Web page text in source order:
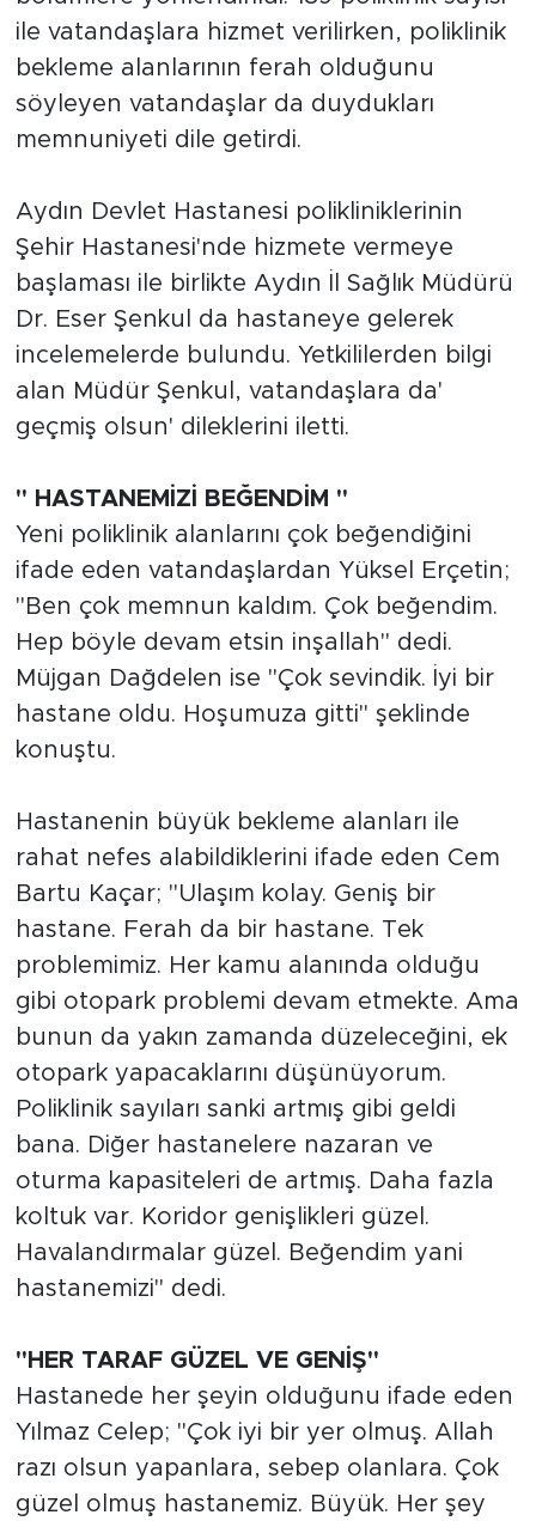
ile vatandaşlara hizmet verilirken, poliklinik
bekleme alanlarının ferah olduğunu
söyleyen vatandaşlar da duydukları
memnuniyeti dile getirdi.
Aydın Devlet Hastanesi polikliniklerinin
Şehir Hastanesi'nde hizmete vermeye
başlaması ile birlikte Aydın İl Sağlık Müdürü
Dr. Eser Şenkul da hastaneye gelerek
incelemelerde bulundu. Yetkililerden bilgi
alan Müdür Şenkul, vatandaşlara da'
geçmiş olsun' dileklerini iletti.
" HASTANEMİZİ BEĞENDİM "
Yeni poliklinik alanlarını çok beğendiğini
ifade eden vatandaşlardan Yüksel Erçetin;
"Ben çok memnun kaldım. Çok beğendim.
Hep böyle devam etsin inşallah" dedi.
Müjgan Dağdelen ise "Çok sevindik. İyi bir
hastane oldu. Hoşumuza gitti" şeklinde
konuştu.
Hastanenin büyük bekleme alanları ile
rahat nefes alabildiklerini ifade eden Cem
Bartu Kaçar; "Ulaşım kolay. Geniş bir
hastane. Ferah da bir hastane. Tek
problemimiz. Her kamu alanında olduğu
gibi otopark problemi devam etmekte. Ama
bunun da yakın zamanda düzeleceğini, ek
otopark yapacaklarını düşünüyorum.
Poliklinik sayıları sanki artmış gibi geldi
bana. Diğer hastanelere nazaran ve
oturma kapasiteleri de artmış. Daha fazla
koltuk var. Koridor genişlikleri güzel.
Havalandırmalar güzel. Beğendim yani
hastanemizi" dedi.
"HER TARAF GÜZEL VE GENİŞ"
Hastanede her şeyin olduğunu ifade eden
Yılmaz Celep; "Çok iyi bir yer olmuş. Allah
razı olsun yapanlara, sebep olanlara. Çok
güzel olmuş hastanemiz. Büyük. Her şey